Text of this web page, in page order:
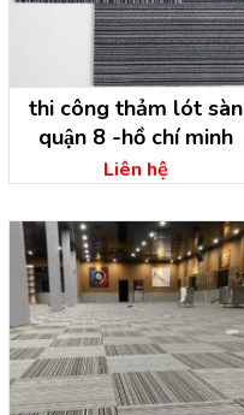
thi công thảm lót sàn
quận 8 -hồ chí minh
Liên hệ